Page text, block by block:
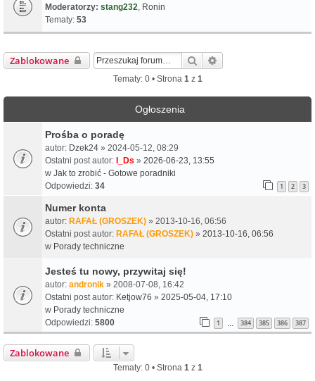
Moderatorzy: stang232, Ronin
Tematy: 53
Zablokowane Szukaj
Tematy: 0 • Strona 1z 1
Ogłoszenia
Prośba o poradę
autor: Dzek24 » 2024-05-12, 08:29
Ostatni post autor: I_Ds » 2026-06-23, 13:55
w Jak to zrobić - Gotowe poradniki
Odpowiedzi: 34 1 2 3
Numer konta
autor: RAFAŁ (GROSZEK) » 2013-10-16, 06:56
Ostatni post autor: RAFAŁ (GROSZEK) » 2013-10-16, 06:56
w Porady techniczne
Jesteś tu nowy, przywitaj się!
autor: andronik » 2008-07-08, 16:42
Ostatni post autor: Ketjow76 » 2025-05-04, 17:10
w Porady techniczne
Odpowiedzi: 5800 1 384 385 386 387
Zablokowane
Tematy: 0 • Strona 1z 1